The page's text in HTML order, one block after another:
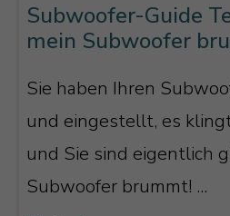
Subwoofer-Guide
mein Subwoofer
Sie haben Ihren
und eingestellt, es
und Sie sind eigentlich
Subwoofer brummt! ...